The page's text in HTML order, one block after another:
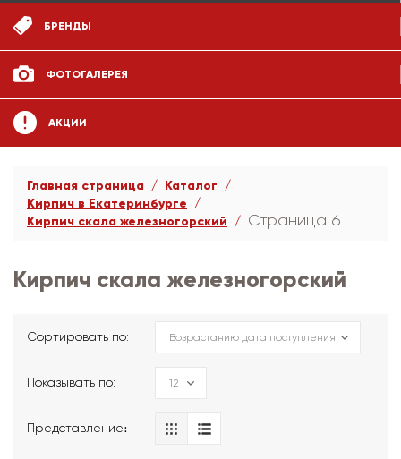
БРЕНДЫ
ФОТОГАЛЕРЕЯ
АКЦИИ
Главная страница
Каталог
Кирпич в Екатеринбурге
Кирпич скала железногорский
Страница 6
Кирпич скала железногорский
Сортировать по:
Показывать по:
Представление։